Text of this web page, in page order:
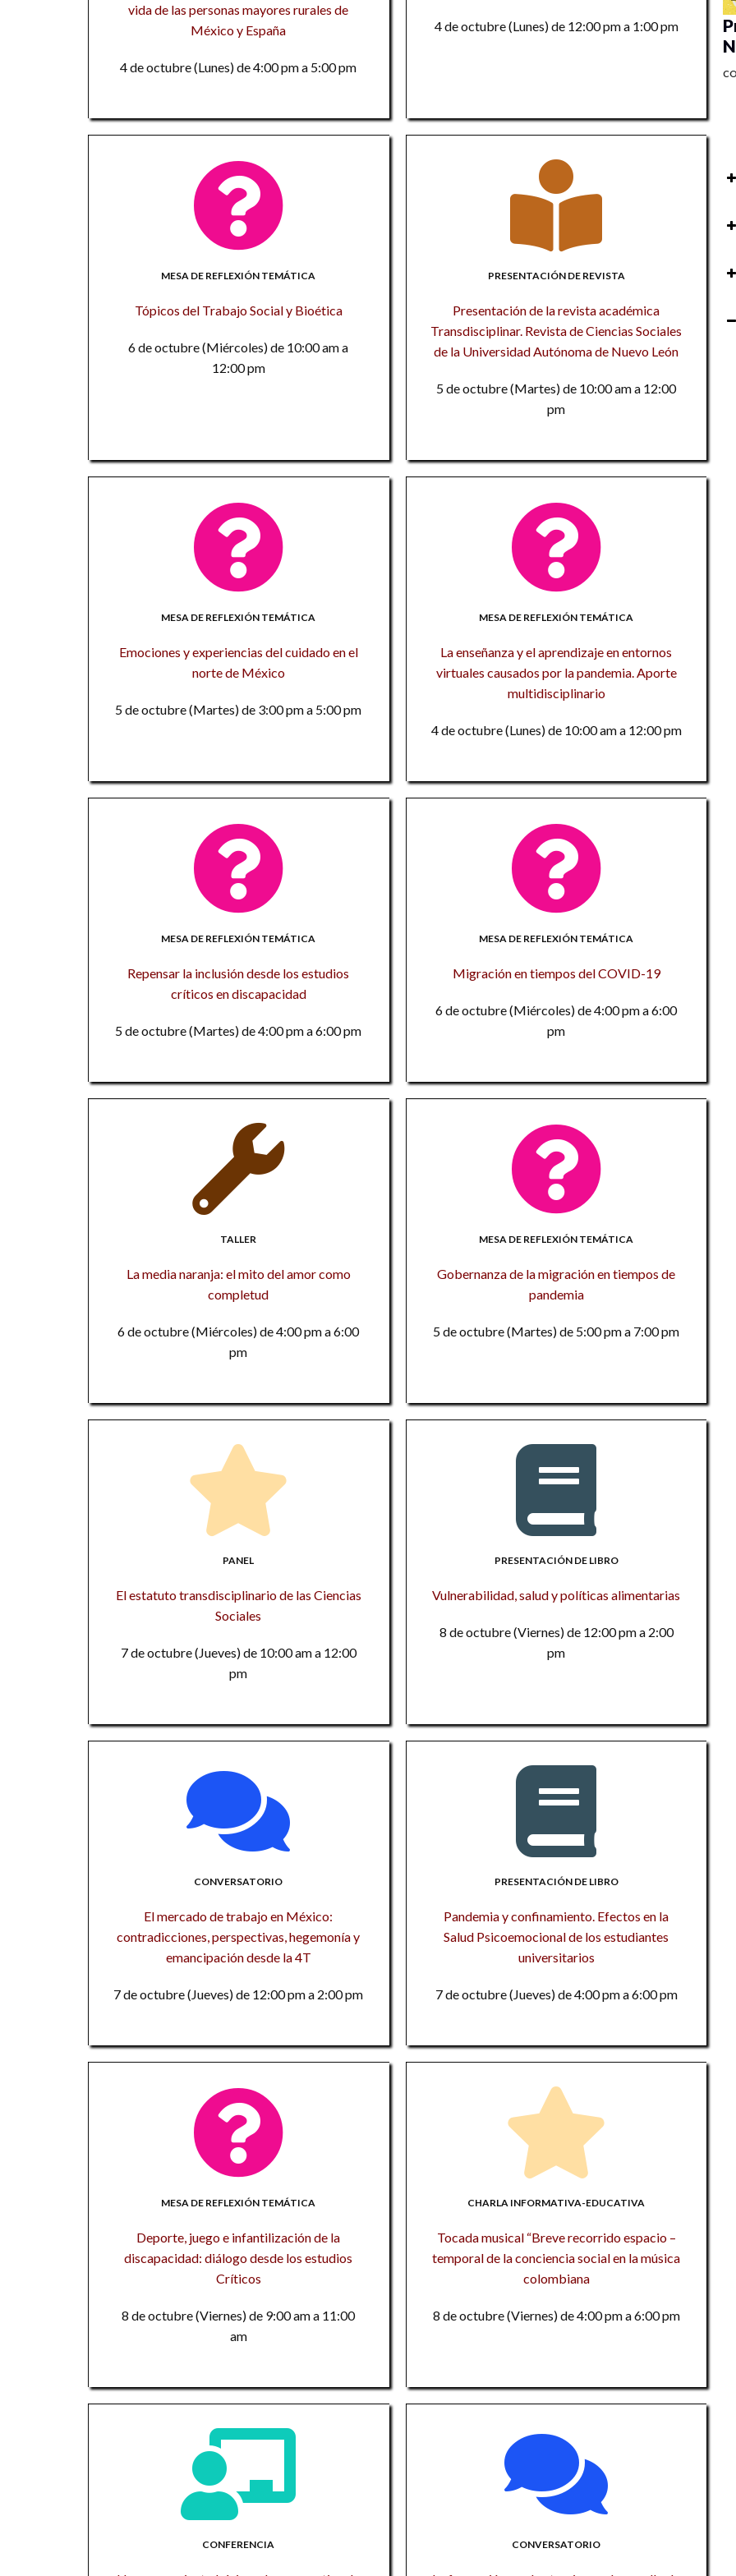
vida de las personas mayores rurales de
México y España
4 de octubre (Lunes) de 4:00 pm a 5:00 pm
4 de octubre (Lunes) de 12:00 pm a 1:00 pm
MESA DE REFLEXIÓN TEMÁTICA
Tópicos del Trabajo Social y Bioética
6 de octubre (Miércoles) de 10:00 am a
12:00 pm
PRESENTACIÓN DE REVISTA
Presentación de la revista académica
Transdisciplinar. Revista de Ciencias Sociales
de la Universidad Autónoma de Nuevo León
5 de octubre (Martes) de 10:00 am a 12:00
pm
MESA DE REFLEXIÓN TEMÁTICA
Emociones y experiencias del cuidado en el
norte de México
5 de octubre (Martes) de 3:00 pm a 5:00 pm
MESA DE REFLEXIÓN TEMÁTICA
La enseñanza y el aprendizaje en entornos
virtuales causados por la pandemia. Aporte
multidisciplinario
4 de octubre (Lunes) de 10:00 am a 12:00 pm
MESA DE REFLEXIÓN TEMÁTICA
Repensar la inclusión desde los estudios
críticos en discapacidad
5 de octubre (Martes) de 4:00 pm a 6:00 pm
MESA DE REFLEXIÓN TEMÁTICA
Migración en tiempos del COVID-19
6 de octubre (Miércoles) de 4:00 pm a 6:00
pm
TALLER
La media naranja: el mito del amor como
completud
6 de octubre (Miércoles) de 4:00 pm a 6:00
pm
MESA DE REFLEXIÓN TEMÁTICA
Gobernanza de la migración en tiempos de
pandemia
5 de octubre (Martes) de 5:00 pm a 7:00 pm
PANEL
El estatuto transdisciplinario de las Ciencias
Sociales
7 de octubre (Jueves) de 10:00 am a 12:00
pm
PRESENTACIÓN DE LIBRO
Vulnerabilidad, salud y políticas alimentarias
8 de octubre (Viernes) de 12:00 pm a 2:00
pm
CONVERSATORIO
El mercado de trabajo en México:
contradicciones, perspectivas, hegemonía y
emancipación desde la 4T
7 de octubre (Jueves) de 12:00 pm a 2:00 pm
PRESENTACIÓN DE LIBRO
Pandemia y confinamiento. Efectos en la
Salud Psicoemocional de los estudiantes
universitarios
7 de octubre (Jueves) de 4:00 pm a 6:00 pm
MESA DE REFLEXIÓN TEMÁTICA
Deporte, juego e infantilización de la
discapacidad: diálogo desde los estudios
Críticos
8 de octubre (Viernes) de 9:00 am a 11:00
am
CHARLA INFORMATIVA-EDUCATIVA
Tocada musical “Breve recorrido espacio –
temporal de la conciencia social en la música
colombiana
8 de octubre (Viernes) de 4:00 pm a 6:00 pm
CONFERENCIA CONVERSATORIO